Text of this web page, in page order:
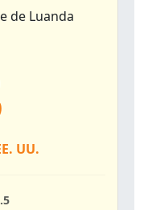
de Luanda
UU.